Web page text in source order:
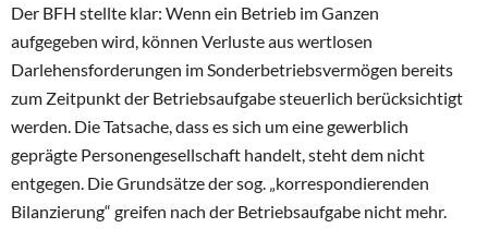
Der BFH stellte klar: Wenn ein Betrieb im Ganzen
aufgegeben wird, können Verluste aus wertlosen
Darlehensforderungen im Sonderbetriebsvermögen bereits
zum Zeitpunkt der Betriebsaufgabe steuerlich berücksichtigt
werden. Die Tatsache, dass es sich um eine gewerblich
geprägte Personengesellschaft handelt, steht dem nicht
entgegen. Die Grundsätze der sog. „korrespondierenden
Bilanzierung“ greifen nach der Betriebsaufgabe nicht mehr.